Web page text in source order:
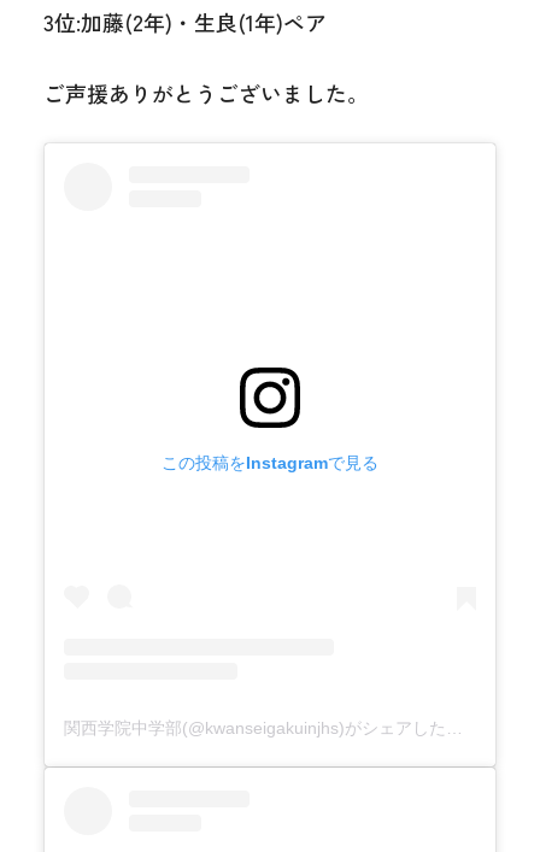
3位:加藤(2年)・生良(1年)ペア
ご声援ありがとうございました。
この投稿をInstagramで見る